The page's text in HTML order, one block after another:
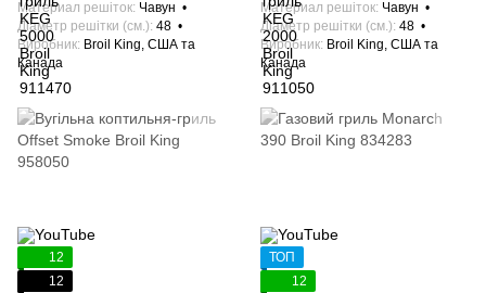
Материал решіток Чавун
Діаметр решітки (см.) 48
Виробник Broil King, США та
Канада
Материал решіток Чавун
Діаметр решітки (см.) 48
Виробник Broil King, США та
Канада
12
12
ТОП
12